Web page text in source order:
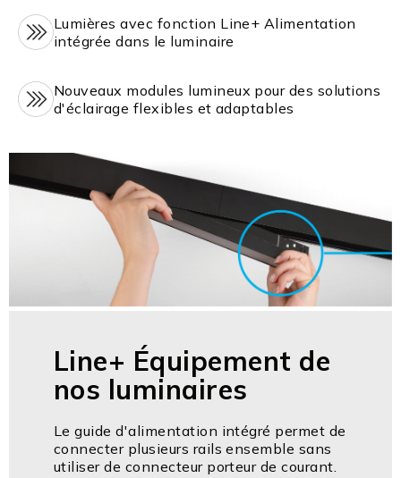
Lumières avec fonction Line+ Alimentation
intégrée dans le luminaire
Nouveaux modules lumineux pour des solutions
d'éclairage flexibles et adaptables
Line+ Équipement de
nos luminaires
Le guide d'alimentation intégré permet de
connecter plusieurs rails ensemble sans
utiliser de connecteur porteur de courant.